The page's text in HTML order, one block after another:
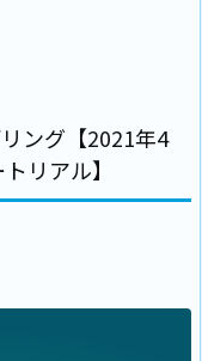
ング【2021年4
リアル】